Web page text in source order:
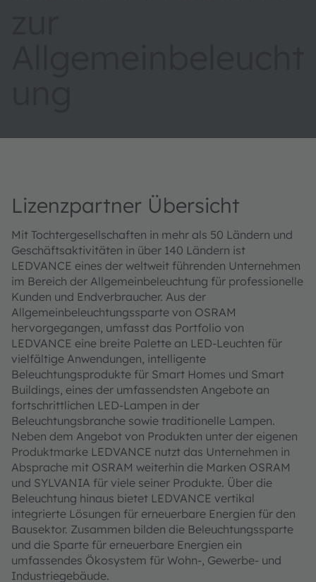
Lizenzpartner Übersicht
Mit Tochtergesellschaften in mehr als 50 Ländern und
Geschäftsaktivitäten in über 140 Ländern ist
LEDVANCE eines der weltweit führenden Unternehmen
im Bereich der Allgemeinbeleuchtung für professionelle
Kunden und Endverbraucher. Aus der
Allgemeinbeleuchtungssparte von OSRAM
hervorgegangen, umfasst das Portfolio von
LEDVANCE eine breite Palette an LED-Leuchten für
vielfältige Anwendungen, intelligente
Beleuchtungsprodukte für Smart Homes und Smart
Buildings, eines der umfassendsten Angebote an
fortschrittlichen LED-Lampen in der
Beleuchtungsbranche sowie traditionelle Lampen.
Neben dem Angebot von Produkten unter der eigenen
Produktmarke LEDVANCE nutzt das Unternehmen in
Absprache mit OSRAM weiterhin die Marken OSRAM
und SYLVANIA für viele seiner Produkte. Über die
Beleuchtung hinaus bietet LEDVANCE vertikal
integrierte Lösungen für erneuerbare Energien für den
Bausektor. Zusammen bilden die Beleuchtungssparte
und die Sparte für erneuerbare Energien ein
umfassendes Ökosystem für Wohn-, Gewerbe- und
Industriegebäude.